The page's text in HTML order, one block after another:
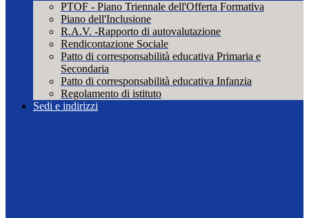
PTOF - Piano Triennale dell'Offerta Formativa
Piano dell'Inclusione
R.A.V. -Rapporto di autovalutazione
Rendicontazione Sociale
Patto di corresponsabilità educativa Primaria e
Secondaria
Patto di corresponsabilità educativa Infanzia
Regolamento di istituto
Sedi e indirizzi